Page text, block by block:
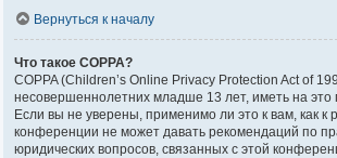
Вернуться к началу
Что такое COPPA?
COPPA (Children’s Online Privacy Protection Act of
несовершеннолетних младше 13 лет, иметь на
Если вы не уверены, применимо ли это к вам, как
конференции не может давать рекомендаций по
юридических вопросов, связанных с этой